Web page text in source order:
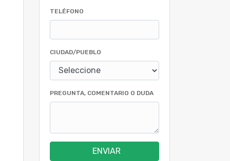
TELÉFONO
CIUDAD/PUEBLO
PREGUNTA, COMENTARIO O DUDA
ENVIAR